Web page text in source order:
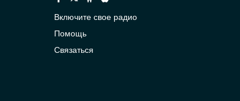
Включите свое радио
Помощь
Связаться